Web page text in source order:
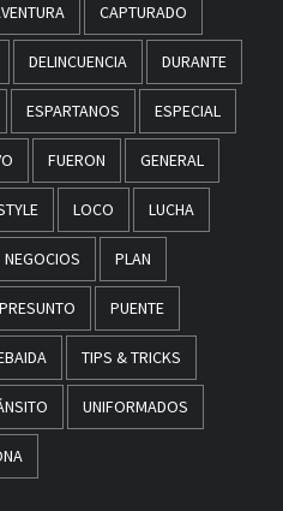
CAPTURADO
DELINCUENCIA DURANTE
ESPARTANOS ESPECIAL
FUERON GENERAL
LOCO LUCHA
NEGOCIOS PLAN
PRESUNTO PUENTE
TIPS & TRICKS
UNIFORMADOS